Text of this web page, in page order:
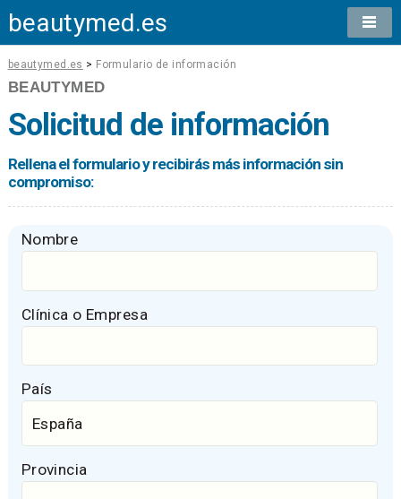
beautymed.es
beautymed.es > Formulario de información
BEAUTYMED
Solicitud de información
Rellena el formulario y recibirás más información sin
compromiso:
Nombre
Clínica o Empresa
País
Provincia